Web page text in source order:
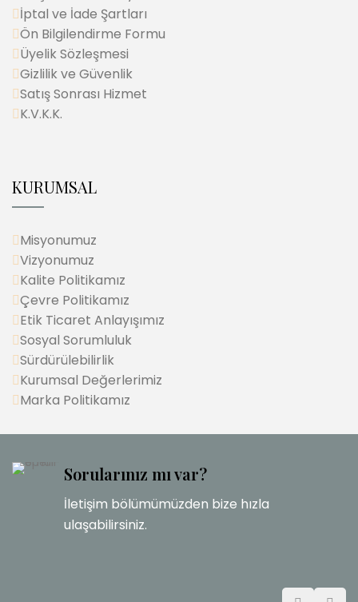
İptal ve İade Şartları
Ön Bilgilendirme Formu
Üyelik Sözleşmesi
Gizlilik ve Güvenlik
Satış Sonrası Hizmet
K.V.K.K.
KURUMSAL
Misyonumuz
Vizyonumuz
Kalite Politikamız
Çevre Politikamız
Etik Ticaret Anlayışımız
Sosyal Sorumluluk
Sürdürülebilirlik
Kurumsal Değerlerimiz
Marka Politikamız
Sorularınız mı var?
İletişim bölümümüzden bize hızla
ulaşabilirsiniz.